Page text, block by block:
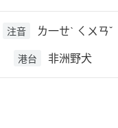
注音 ㄌ一ㄝˋ ㄑㄨㄢˇ
港台 非洲野犬